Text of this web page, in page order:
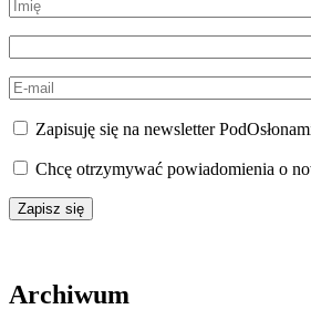
Zapisuję się na newsletter
Chcę otrzymywać powiadomienia o
Archiwum